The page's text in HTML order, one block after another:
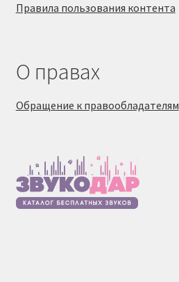
Правила пользования контента
О правах
Обращение к правообладателям